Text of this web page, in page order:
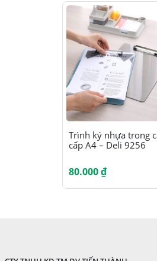
Trình ký nhựa trong
cấp A4 – Deli 9256
80.000₫